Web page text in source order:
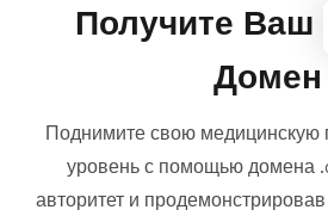
Получите Ваш
Домен
Поднимите свою медицинскую
уровень с помощью домена
авторитет и